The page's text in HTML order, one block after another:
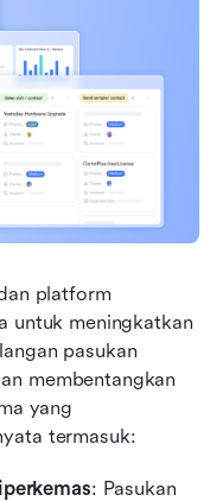
platform
untuk meningkatkan
pasukan
membentangkan
yang
termasuk:
: Pasukan